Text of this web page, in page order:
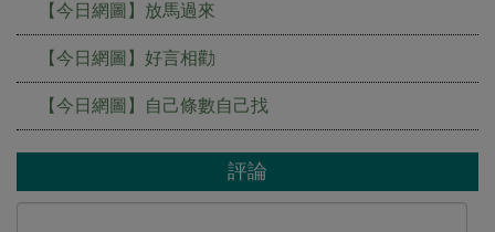
【今日網圖】放馬過來
【今日網圖】好言相勸
【今日網圖】自己條數自己找
評論